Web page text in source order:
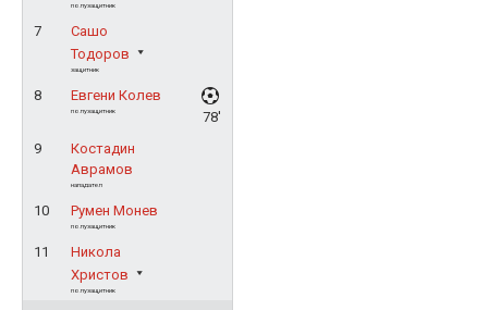
полузащитник
7
Сашо
Тодоров
защитник
8 Евгени Колев
полузащитник
78'
9
Костадин
Аврамов
нападател
10 Румен Монев
полузащитник
11
Никола
Христов
полузащитник